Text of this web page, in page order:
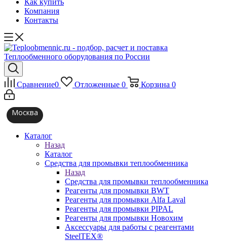
Как купить
Компания
Контакты
Сравнение0 Отложенные 0 Корзина 0
Москва
Каталог
Назад
Каталог
Средства для промывки теплообменника
Назад
Средства для промывки теплообменника
Реагенты для промывки BWT
Реагенты для промывки Alfa Laval
Реагенты для промывки PIPAL
Реагенты для промывки Новохим
Аксессуары для работы с реагентами
SteelTEX®